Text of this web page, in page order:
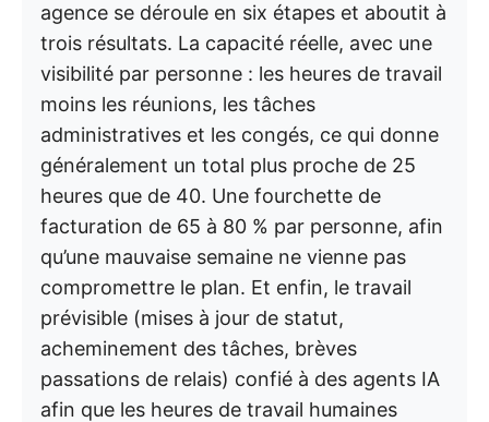
agence se déroule en six étapes et aboutit à
trois résultats. La capacité réelle, avec une
visibilité par personne : les heures de travail
moins les réunions, les tâches
administratives et les congés, ce qui donne
généralement un total plus proche de 25
heures que de 40. Une fourchette de
facturation de 65 à 80 % par personne, afin
qu’une mauvaise semaine ne vienne pas
compromettre le plan. Et enfin, le travail
prévisible (mises à jour de statut,
acheminement des tâches, brèves
passations de relais) confié à des agents IA
afin que les heures de travail humaines